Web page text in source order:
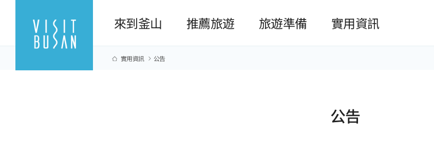
來到釜山 推薦旅遊 旅遊準備 實用資訊
實用資訊 公告
公告